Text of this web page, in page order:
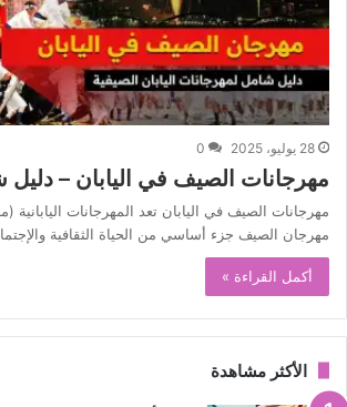
28 يوليو، 2025 0
مهرجانات الصيف في اليابان –
مهرجانات الصيف في اليابان تعد المهرجانات اليابانية
مهرجان الصيف جزء أساسي من الحياة الثقافية
أكمل القراءة »
الأكثر مشاهدة